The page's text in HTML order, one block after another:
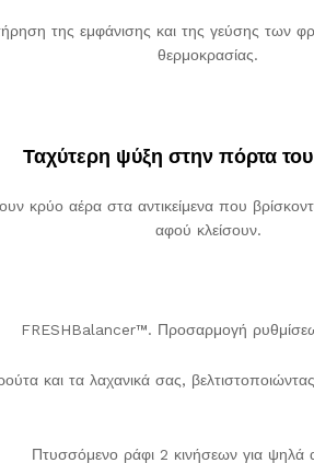
της εμφάνισης και της γεύσης των
θερμοκρασίας.
Ταχύτερη ψύξη στην πόρτα
κρύο αέρα στα αντικείμενα που
αφού κλείσουν.
FRESHBalancer™. Προσαρμογή
και τα λαχανικά σας,
Πτυσσόμενο ράφι 2 κινήσεων για ψηλά